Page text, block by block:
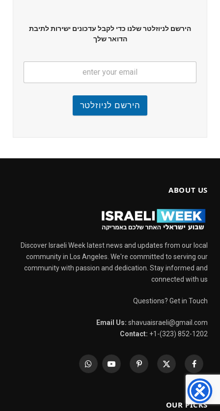
הירשם לניוזלטר שלנו כדי לקבל עדכונים ישירות לתיבת
הדואר שלך
הירשם לניוזלטר
ABOUT US
Discover Israeli Week latest news and updates from our local
community in Los Angeles. We're committed to serving our
community with passion and dedication. Stay informed and
connected with us
Questions? Get in Touch
Email Us: shavuaisraeli@gmail.com
Contact: +1-(323) 852-1202
Facebook
X
Pinterest
YouTube
WhatsApp
OUR PICKS